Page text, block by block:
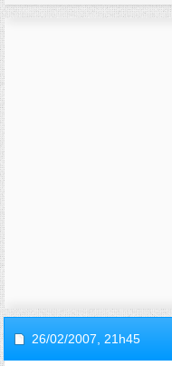
26/02/2007, 21h45